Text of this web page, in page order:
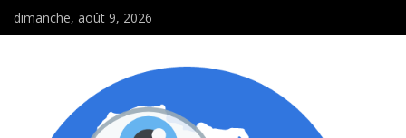
dimanche, août 9, 2026